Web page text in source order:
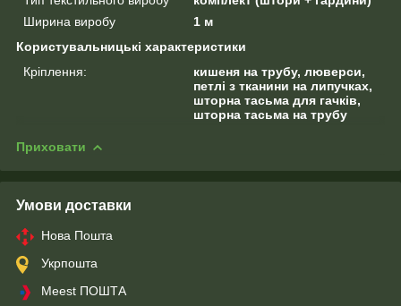
Ширина виробу
1 м
Користувальницькі характеристики
Кріплення:
кишеня на трубу, люверси,
петлі з тканини на липучках,
шторна тасьма для гачків,
шторна тасьма на трубу
Приховати
Умови доставки
Нова Пошта
Укрпошта
Meest ПОШТА